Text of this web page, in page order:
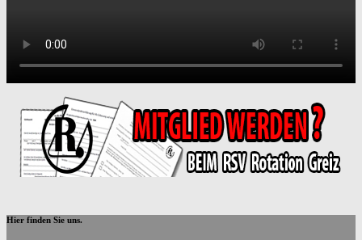
Hier finden Sie uns.